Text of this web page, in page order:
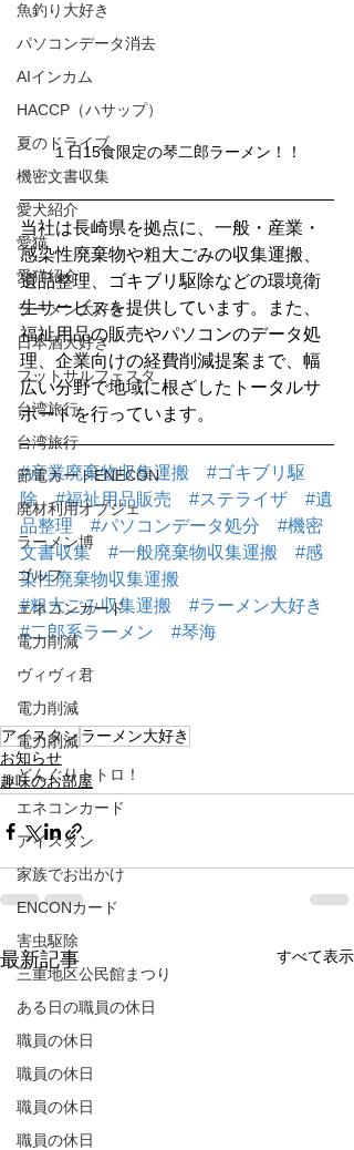
魚釣り大好き
パソコンデータ消去
AIインカム
HACCP（ハサップ）
夏のドライブ
機密文書収集
愛犬紹介
愛猫
愛猫紹介
ラーメン大好き
日本酒大好き
フットサルフェスタ
台湾旅行
台湾旅行
節電カードENECON
廃材利用オブジェ
ラーメン博
ゴルフ
エネコンカード
電力削減
ヴィヴィ君
電力削減
電力削減
どんぐりトトロ！
エネコンカード
アイスタン
家族でお出かけ
ENCONカード
害虫駆除
三重地区公民館まつり
ある日の職員の休日
職員の休日
職員の休日
職員の休日
職員の休日
１日15食限定の琴二郎ラーメン！！
当社は長崎県を拠点に、一般・産業・
感染性廃棄物や粗大ごみの収集運搬、
遺品整理、ゴキブリ駆除などの環境衛
生サービスを提供しています。また、
福祉用品の販売やパソコンのデータ処
理、企業向けの経費削減提案まで、幅
広い分野で地域に根ざしたトータルサ
ポートを行っています。
#産業廃棄物収集運搬
#ゴキブリ駆
除
#福祉用品販売 #ステライザ
#遺
品整理
#パソコンデータ処分
#機密
文書収集
#一般廃棄物収集運搬
#感
染性廃棄物収集運搬
#粗大ごみ収集運搬
#ラーメン大好き
#二郎系ラーメン
#琴海
アイスタン ラーメン大好き
お知らせ
趣味のお部屋
最新記事 すべて表示